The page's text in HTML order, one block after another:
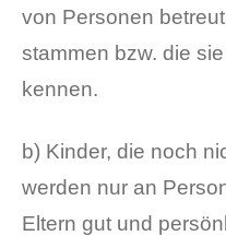
von Personen
stammen bzw. die
kennen.
b) Kinder, die noch
werden nur an
Eltern gut und